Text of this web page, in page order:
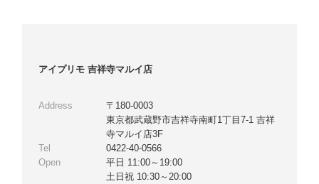
アイプリモ 吉祥寺マルイ店
Address
〒180-0003
東京都武蔵野市吉祥寺南町1丁目7-1 吉祥
寺マルイ店3F
Tel
0422-40-0566
Open
平日 11:00～19:00
土日祝 10:30～20:00